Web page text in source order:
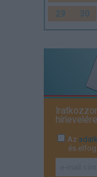
29
30
Az
és